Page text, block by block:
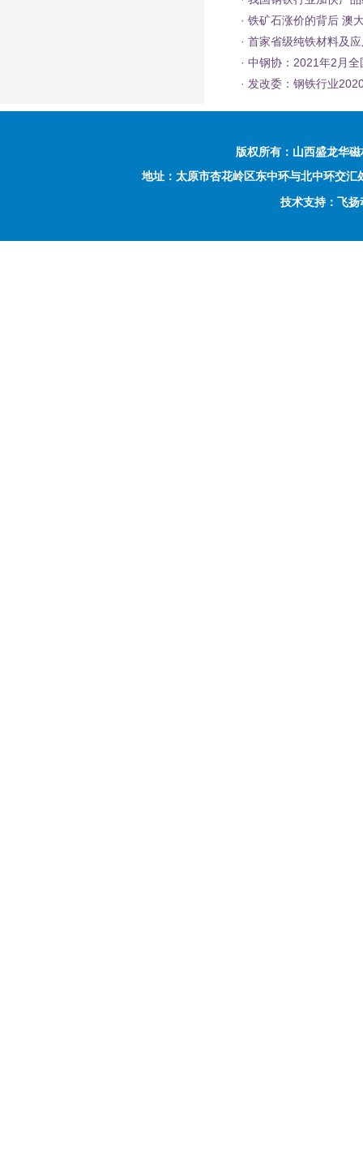
· 铁矿石涨价的背后 澳
· 首家省级纯铁材料及
· 中钢协：2021年2月全
· 发改委：钢铁行业
版权所有： 山西盛龙华
地址：太原市杏花岭区东中环与北中环交
技术支持：飞扬